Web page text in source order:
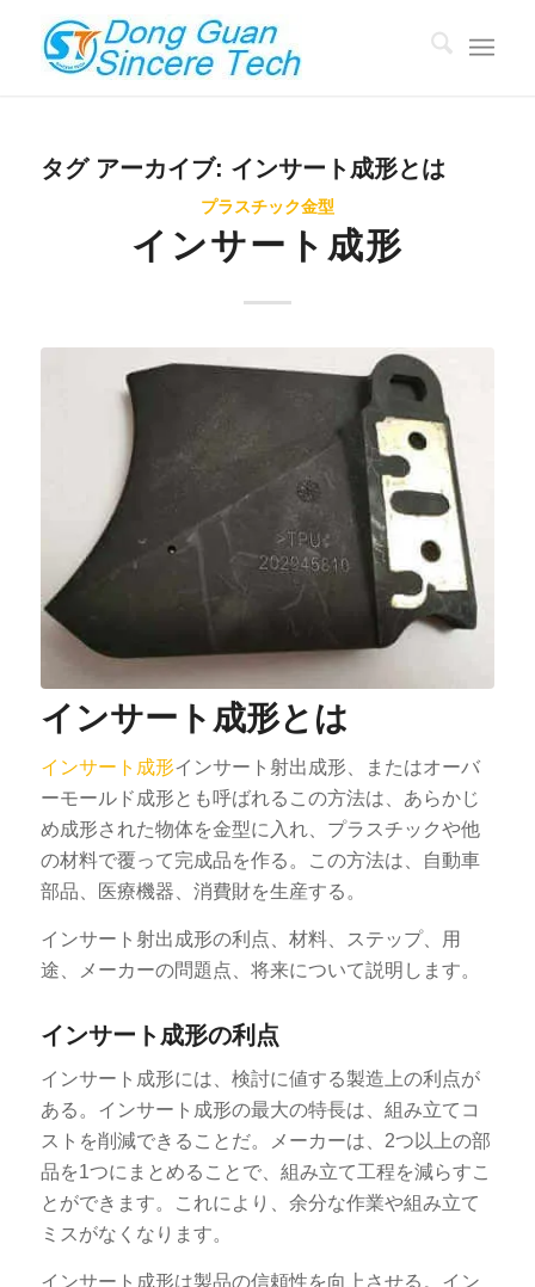
タグ アーカイブ: インサート成形とは
プラスチック金型
インサート成形
インサート成形とは
インサート成形インサート射出成形、またはオーバ
ーモールド成形とも呼ばれるこの方法は、あらかじ
め成形された物体を金型に入れ、プラスチックや他
の材料で覆って完成品を作る。この方法は、自動車
部品、医療機器、消費財を生産する。
インサート射出成形の利点、材料、ステップ、用
途、メーカーの問題点、将来について説明します。
インサート成形の利点
インサート成形には、検討に値する製造上の利点が
ある。インサート成形の最大の特長は、組み立てコ
ストを削減できることだ。メーカーは、2つ以上の部
品を1つにまとめることで、組み立て工程を減らすこ
とができます。これにより、余分な作業や組み立て
ミスがなくなります。
インサート成形は製品の信頼性を向上させる。イン